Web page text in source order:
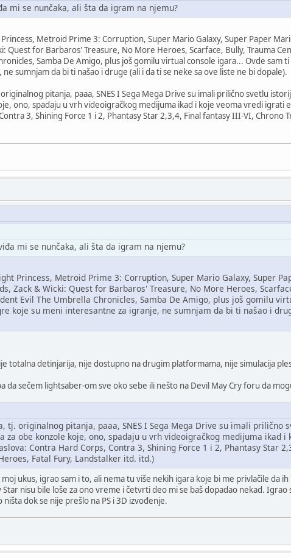
mi se nunčaka, ali šta da igram na njemu?
Metroid Prime 3: Corruption, Super Mario Galaxy, Super Paper
Quest for Barbaros' Treasure, No More Heroes, Scarface, Bully, Trauma
Samba De Amigo, plus još gomilu virtual console igara... Ovde sam
sumnjam da bi ti našao i druge (ali i da ti se neke sa ove liste ne bi dopale).
pitanja, paaa, SNES I Sega Mega Drive su imali prilično svetlu
ono, spadaju u vrh videoigračkog medijuma ikad i koje veoma vredi igrati
3, Shining Force 1 i 2, Phantasy Star 2,3,4, Final fantasy III-VI, Chrono
mi se nunčaka, ali šta da igram na njemu?
Princess, Metroid Prime 3: Corruption, Super Mario Galaxy, Super
Zack & Wicki: Quest for Barbaros' Treasure, No More Heroes,
Evil The Umbrella Chronicles, Samba De Amigo, plus još gomilu
koje su meni interesantne za igranje, ne sumnjam da bi ti našao i
totalna detinjarija, nije dostupno na drugim platformama, nije simulacija
da sečem lightsaber-om sve oko sebe ili nešto na Devil May Cry foru da
tj. originalnog pitanja, paaa, SNES I Sega Mega Drive su imali
za obe konzole koje, ono, spadaju u vrh videoigračkog medijuma ikad
Contra Hard Corps, Contra 3, Shining Force 1 i 2, Phantasy Star
Fatal Fury, Landstalker itd. itd.)
moj ukus, igrao sam i to, ali nema tu više nekih igara koje bi me privlačile da
nisu bile loše za ono vreme i četvrti deo mi se baš dopadao nekad.
ništa dok se nije prešlo na PS i 3D izvođenje.